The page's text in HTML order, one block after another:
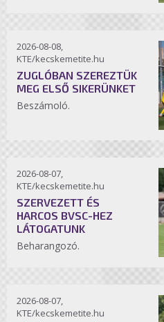
2026-08-08,
KTE/kecskemetite.hu
ZUGLÓBAN SZEREZTÜK
MEG ELSŐ SIKERÜNKET
Beszámoló.
2026-08-07,
KTE/kecskemetite.hu
SZERVEZETT ÉS
HARCOS BVSC-HEZ
LÁTOGATUNK
Beharangozó.
2026-08-07,
KTE/kecskemetite.hu